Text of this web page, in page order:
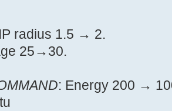
radius 1.5 → 2.
25→30.
: Energy 200 →